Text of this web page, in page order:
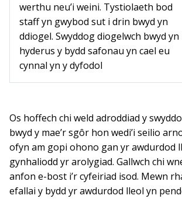
werthu neu’i weini. Tystiolaeth bod
staff yn gwybod sut i drin bwyd yn
ddiogel. Swyddog diogelwch bwyd yn
hyderus y bydd safonau yn cael eu
cynnal yn y dyfodol
Os hoffech chi weld adroddiad y
bwyd y mae’r sgôr hon wedi’i seilio
ofyn am gopi ohono gan yr awdurdod
gynhaliodd yr arolygiad. Gallwch chi
anfon e-bost i’r cyfeiriad isod. Mewn
efallai y bydd yr awdurdod lleol yn